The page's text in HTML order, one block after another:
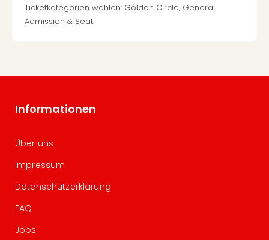
Ticketkategorien wählen: Golden Circle, General
Admission & Seat.
Informationen
Über uns
Impressum
Datenschutzerklärung
FAQ
Jobs